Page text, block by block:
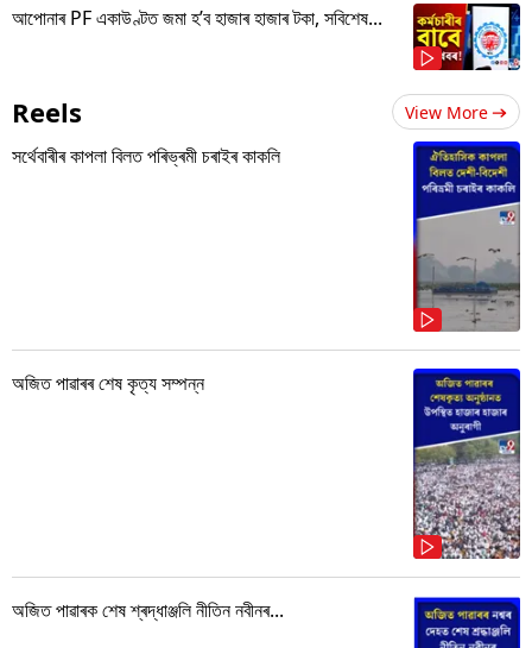
আপোনাৰ PF একাউণ্টত জমা হ’ব হাজাৰ হাজাৰ টকা, সবিশেষ...
Reels View More
সৰ্থেবাৰীৰ কাপলা বিলত পৰিভ্ৰমী চৰাইৰ কাকলি
অজিত পাৱাৰৰ শেষ কৃত্য সম্পন্ন
অজিত পাৱাৰক শেষ শ্ৰদ্ধাঞ্জলি নীতিন নবীনৰ...